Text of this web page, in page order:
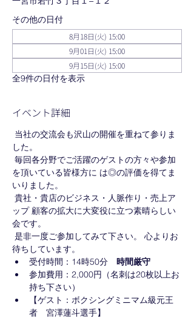
その他の日付
8月18日(火) 15:00
9月01日(火) 15:00
9月15日(火) 15:00
全9件の日付を表示
イベント詳細
当社の交流会も沢山の開催を重ねて参りま
した。
毎回各分野でご活躍のゲストの方々や参加
を頂いている皆様方に は◎の評価を得てま
いりました。
貴社・貴店のビジネス・人脈作り・売上ア
ップ 顧客の拡大に大変役に立つ素晴らしい
会です。
是非一度ご参加してみて下さい。 心よりお
待ちしています。
受付時間：14時50分 時間厳守
参加費用：2,000円（名刺は20枚以上お
持ち下さい）
【ゲスト：ボクシングミニマム級元王
者　宮澤蓮斗選手】